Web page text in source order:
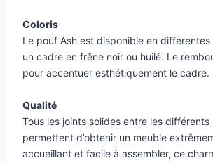
Coloris
Le pouf Ash est disponible en différentes
un cadre en frêne noir ou huilé. Le
pour accentuer esthétiquement le cadre.
Qualité
Tous les joints solides entre les différents
permettent d’obtenir un meuble
accueillant et facile à assembler, ce